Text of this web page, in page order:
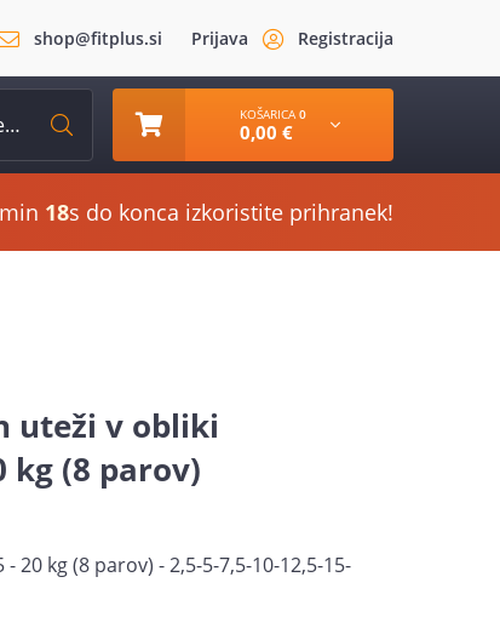
shop@fitplus.si Prijava Registracija
KOŠARICA 0
0,00 €
min 17s do konca izkoristite prihranek!
uteži v obliki
kg (8 parov)
20 kg (8 parov) - 2,5-5-7,5-10-12,5-15-